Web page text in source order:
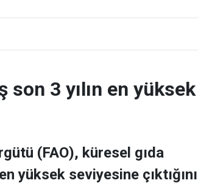
son 3 yılın en yüksek
(FAO), küresel gıda
yüksek seviyesine çıktığını